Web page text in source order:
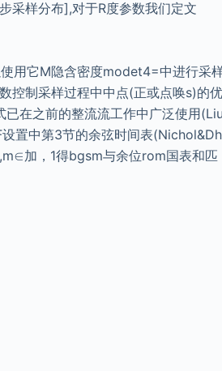
采样分布],对于R度参数我们定文
用它M隐含密度modet4=中进行采
控制采样过程中中点(正或点唤s)的
在之前的整流流工作中广泛使用
置中第3节的余弦时间表
加，1得bgsm与余位rom国表和匹